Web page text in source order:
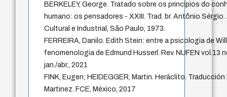
BERKELEY, George. Tratado sobre os princípios do
humano: os pensadores - XXIII. Trad. br. Antônio Sérgio.
Cultural e Industrial, São Paulo, 1973.
FERREIRA, Danilo. Edith Stein: entre a psicologia de
fenomenologia de Edmund Husserl. Rev. NUFEN vol.13
jan./abr., 2021
FINK, Eugen; HEIDEGGER, Martin. Heráclito.
Martinez. FCE, México, 2017